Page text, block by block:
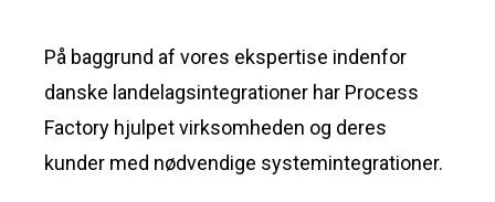
På baggrund af vores ekspertise indenfor
danske landelagsintegrationer har Process
Factory hjulpet virksomheden og deres
kunder med nødvendige systemintegrationer.